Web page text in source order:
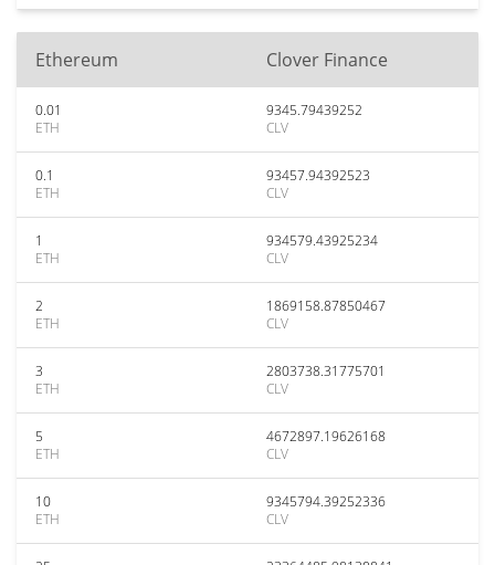
Ethereum Clover Finance
0.01
ETH
9345.79439252
CLV
0.1
ETH
93457.94392523
CLV
1
ETH
934579.43925234
CLV
2
ETH
1869158.87850467
CLV
3
ETH
2803738.31775701
CLV
5
ETH
4672897.19626168
CLV
10
ETH
9345794.39252336
CLV